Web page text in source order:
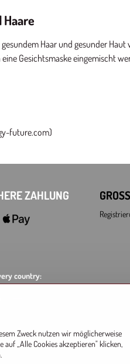
Haar und gesunder
Gesichtsmaske eingemischt
future.com)
ZAHLUNG
country:
Zweck nutzen wir möglicherweise
„Alle Cookies akzeptieren" klicken,